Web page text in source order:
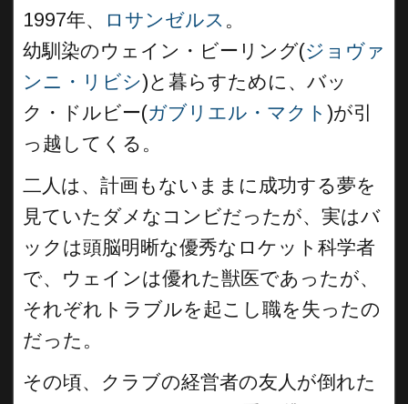
1997年、 ロサンゼルス 。
幼馴染のウェイン・ビーリング(ジョヴァ
ンニ・リビシ)と暮らすために、バッ
ク・ドルビー(ガブリエル・マクト )が引
っ越してくる。
二人は、計画もないままに成功する夢を
見ていたダメなコンビだったが、実はバ
ックは頭脳明晰な優秀なロケット科学者
で、ウェインは優れた獣医であったが、
それぞれトラブルを起こし職を失ったの
だった。
その頃、クラブの経営者の友人が倒れた